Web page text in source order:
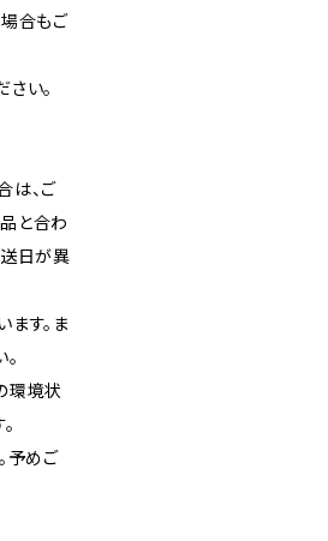
合もご
い。
は、ご
と合わ
日が異
す。ま
環境状
予めご